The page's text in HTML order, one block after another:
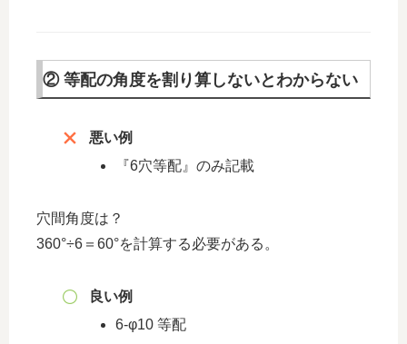
② 等配の角度を割り算しないとわからない
悪い例
『6穴等配』のみ記載
穴間角度は？
360°÷6＝60°を計算する必要がある。
良い例
6-φ10 等配